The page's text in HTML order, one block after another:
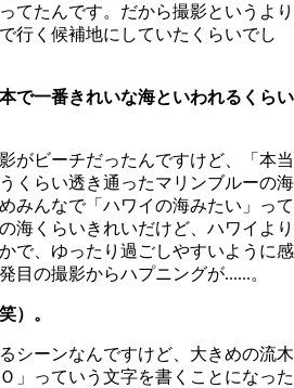
てたんです。だから撮影というより
行く候補地にしていたくらいでし
一番きれいな海といわれるくらい
がビーチだったんですけど、「本当
くらい透き通ったマリンブルーの海
みんなで「ハワイの海みたい」って
海くらいきれいだけど、ハワイより
で、ゆったり過ごしやすいように感
目の撮影からハプニングが......。
）。
シーンなんですけど、大きめの流木
」っていう文字を書くことになった